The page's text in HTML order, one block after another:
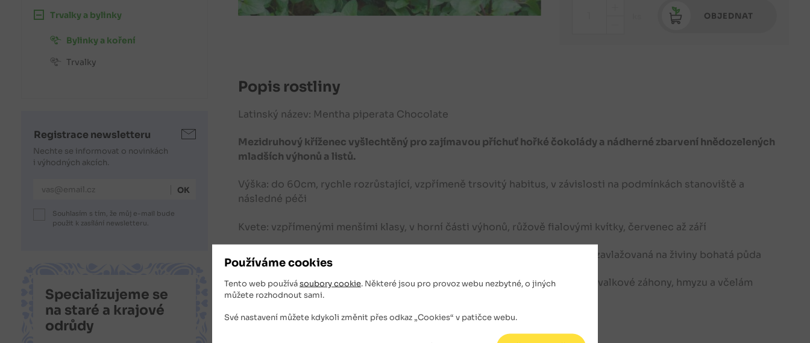
Používáme cookies
Tento web používásoubory cookie. Některé jsou pro provoz webu nezbytné, o jiných
můžete rozhodnout sami.
Své nastavení můžete kdykoli změnit přes odkaz „Cookies“ v patičce webu.
OBJEDNAT
Popis rostliny
Latinský název: Mentha piperata Chocolate
Mezidruhový kříženec vyšlechtěný pro zajímavou příchuť hořké čokolády a nádherné zbarvení hnědozelených
mladších výhonů a listů.
Výška: do 60cm, rychle rozrůstající, vzpřímeně trsovitý habitus, v závislosti na podmínkách stanoviště a
následné péči
Kvete: vzpřímenými menšími klasy, v horní části výhonů, růžově fialovými kvítky, červenec až září
Stanoviště: slunce až polostín, propustná, nejlépe vlhká nebo pravidelně zavlažovaná na živiny bohatá půda
Použití: bylinkové záhony, osazované nádoby, dvory, kuchyňské zahrady, trvalkové záhony, hmyzu a včelám
přátelské zahrady
Nabízené sazenice: kontejnerované s velikostí kontejneru P12
Trvalky a bylinky
Bylinky a koření
Trvalky
Registrace newsletteru
Nechte se informovat o novinkách
i výhodných akcích.
E-mailová adresa
Souhlasím s tím, že můj e-mail bude
použit k zasílání newsletteru.
Specializujeme se
na staré a krajové
odrůdy